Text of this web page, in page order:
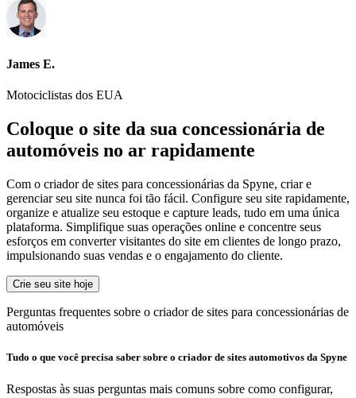
James E.
Motociclistas dos EUA
Coloque o site da sua concessionária de
automóveis no ar rapidamente
Com o criador de sites para concessionárias da Spyne, criar e
gerenciar seu site nunca foi tão fácil. Configure seu site rapidamente,
organize e atualize seu estoque e capture leads, tudo em uma única
plataforma. Simplifique suas operações online e concentre seus
esforços em converter visitantes do site em clientes de longo prazo,
impulsionando suas vendas e o engajamento do cliente.
Crie seu site hoje
Perguntas frequentes sobre o criador de sites para concessionárias de
automóveis
Tudo o que você precisa saber sobre o criador de sites automotivos da Spyne
Respostas às suas perguntas mais comuns sobre como configurar,